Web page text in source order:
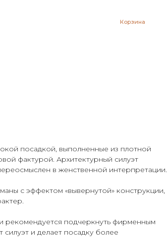
посадкой, выполненные из плотной
фактурой. Архитектурный силуэт
в женственной интерпретации.
с эффектом «вывернутой» конструкции,
рекомендуется подчеркнуть фирменным
и делает посадку более